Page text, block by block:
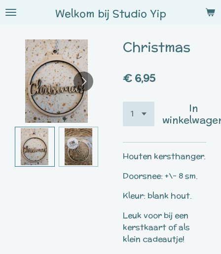
Ga
hoofdinhoud
Welkom bij Studio Yip
Christmas
€ 6,95
In
Houten kersthanger.
Doorsnee: +\- 8 sm.
Kleur: blank hout.
Leuk voor bij een
kerstkaart of als
klein cadeautje!